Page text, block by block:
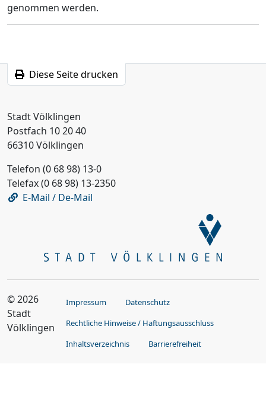
genommen werden.
Diese Seite drucken
Stadt Völklingen
Postfach 10 20 40
66310 Völklingen
Telefon (0 68 98) 13-0
Telefax (0 68 98) 13-2350
E-Mail / De-Mail
© 2026
Stadt
Völklingen
Impressum
Datenschutz
Rechtliche Hinweise / Haftungsausschluss
Inhaltsverzeichnis
Barrierefreiheit